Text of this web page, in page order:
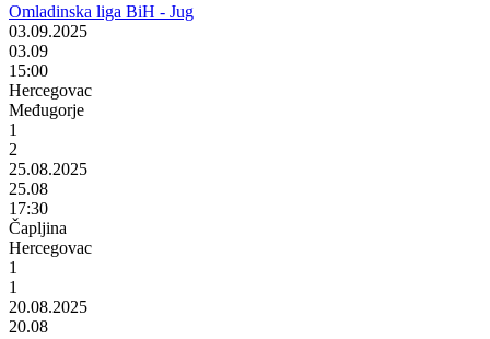
Omladinska liga BiH - Jug
03.09.2025
03.09
15:00
Hercegovac
Međugorje
1
2
25.08.2025
25.08
17:30
Čapljina
Hercegovac
1
1
20.08.2025
20.08